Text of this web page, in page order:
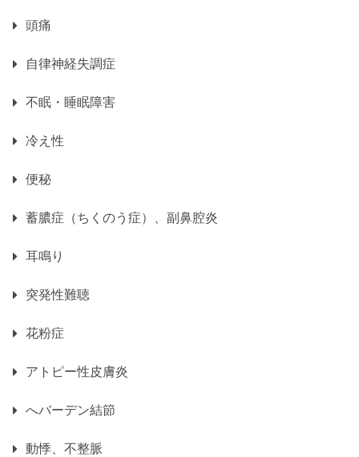
頭痛
自律神経失調症
不眠・睡眠障害
冷え性
便秘
蓄膿症（ちくのう症）、副鼻腔炎
耳鳴り
突発性難聴
花粉症
アトピー性皮膚炎
へバーデン結節
動悸、不整脈